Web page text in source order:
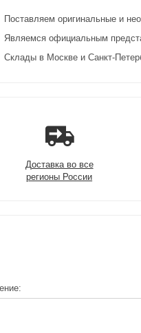
Поставляем оригинальные и
Являемся официальным
Склады в Москве и Санкт-
Доставка во все
регионы России